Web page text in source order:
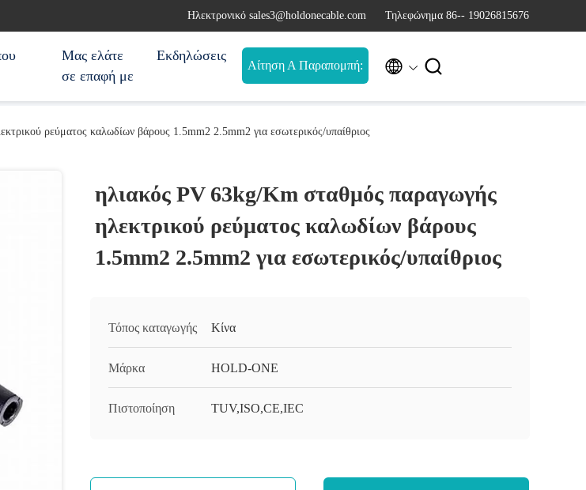
Ηλεκτρονικό sales3@holdonecable.com Τηλεφώνημα 86-- 19026815676
Μας ελάτε
σε επαφή με
Εκδηλώσεις
Αίτηση Α Παραπομπή:  
ρεύματος καλωδίων βάρους 1.5mm2 2.5mm2 για εσωτερικός/υπαίθριος
ηλιακός PV 63kg/Km σταθμός παραγωγής
ηλεκτρικού ρεύματος καλωδίων βάρους
1.5mm2 2.5mm2 για εσωτερικός/υπαίθριος
Τόπος καταγωγής Κίνα
Μάρκα HOLD-ONE
Πιστοποίηση TUV,ISO,CE,IEC